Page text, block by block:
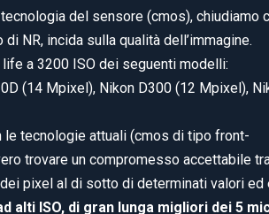
del sensore (cmos), chiudiamo
NR, incida sulla qualità dell’immagine.
a 3200 ISO dei seguenti modelli:
(14 Mpixel), Nikon D300 (12 Mpixel),
le tecnologie attuali (cmos di tipo front-
trovare un compromesso accettabile
pixel al di sotto di determinati valori ed
alti ISO, di gran lunga migliori dei 5